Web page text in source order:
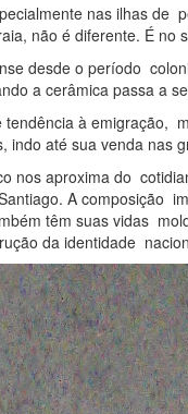
nas ilhas
não é diferente. É
desde o período
a cerâmica passa a
à
indo até sua venda nas
nos aproxima do
A composição
têm suas vidas
da identidade